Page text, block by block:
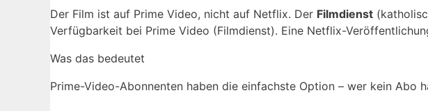
Der Film ist auf Prime Video, nicht auf Netflix. Der Filmdienst
Verfügbarkeit bei Prime Video (Filmdienst). Eine Netflix-
Was das bedeutet
Prime-Video-Abonnenten haben die einfachste Option – wer kein Abo